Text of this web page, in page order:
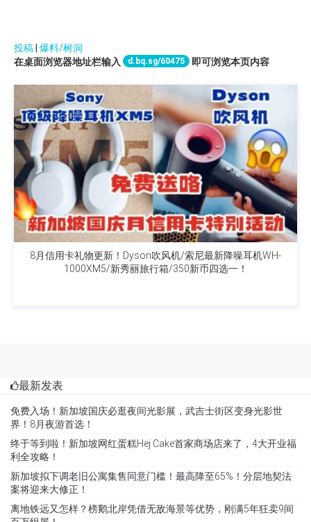
投稿 爆料/树洞
在桌面浏览器地址栏输入
d.bq.sg/60475 即可浏览本页内容
8月信用卡礼物更新！Dyson吹风机/索尼最新降噪耳机WH-
1000XM5/新秀丽旅行箱/350新币四选一！
最新发表
免费入场！新加坡国庆必逛夜间光影展，武吉士街区变身光影世
界！8月夜游首选！
终于等到啦！新加坡网红蛋糕Hej Cake首家商场店来了，4大开业福
利全攻略！
新加坡拟下调老旧公寓集售同意门槛！最高降至65%！分层地契法
案将迎来大修正！
离地铁远又怎样？榜鹅北岸凭借无敌海景等优势，刚满5年狂卖9间